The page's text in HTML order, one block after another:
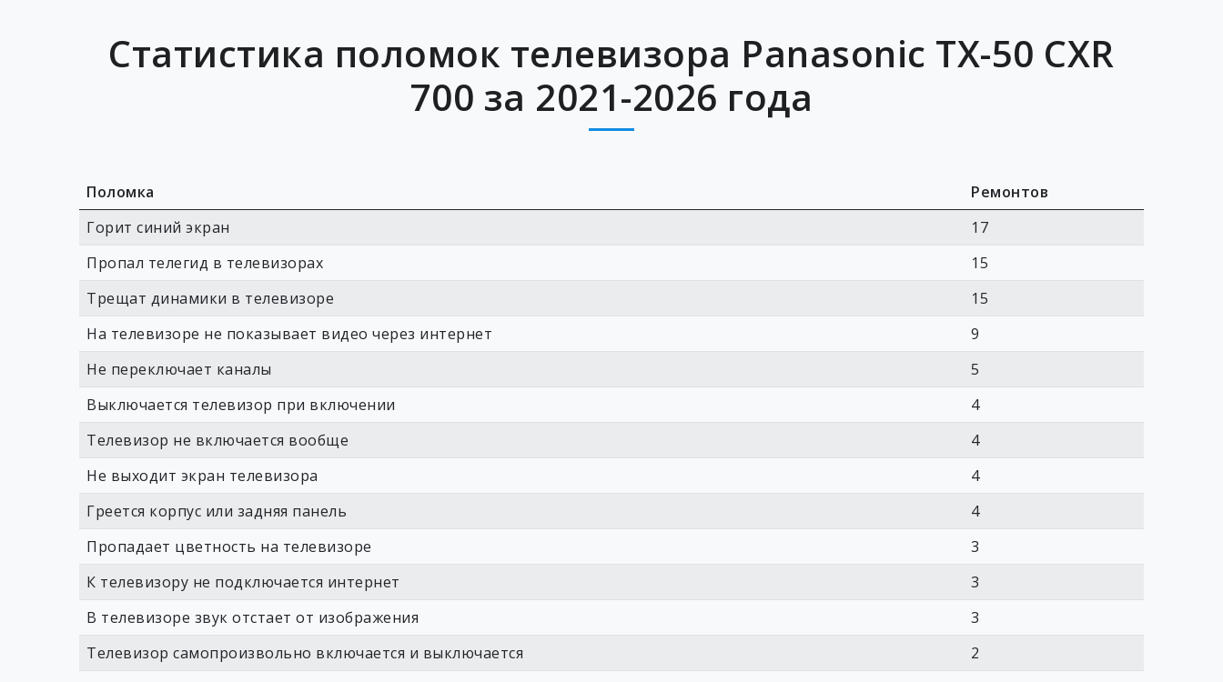
Статистика поломок телевизора Panasonic TX-50 CXR
700 за 2021-2026 года
Поломка
Ремонтов
Горит синий экран
17
Пропал телегид в телевизорах
15
Трещат динамики в телевизоре
15
На телевизоре не показывает видео через интернет
9
Не переключает каналы
5
Выключается телевизор при включении
4
Телевизор не включается вообще
4
Не выходит экран телевизора
4
Греется корпус или задняя панель
4
Пропадает цветность на телевизоре
3
К телевизору не подключается интернет
3
В телевизоре звук отстает от изображения
3
Телевизор самопроизвольно включается и выключается
2